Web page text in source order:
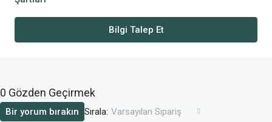
Bilgi Talep Et
0 Gözden Geçirmek
Sırala: Varsayılan Sipariş
Bir yorum bırakın